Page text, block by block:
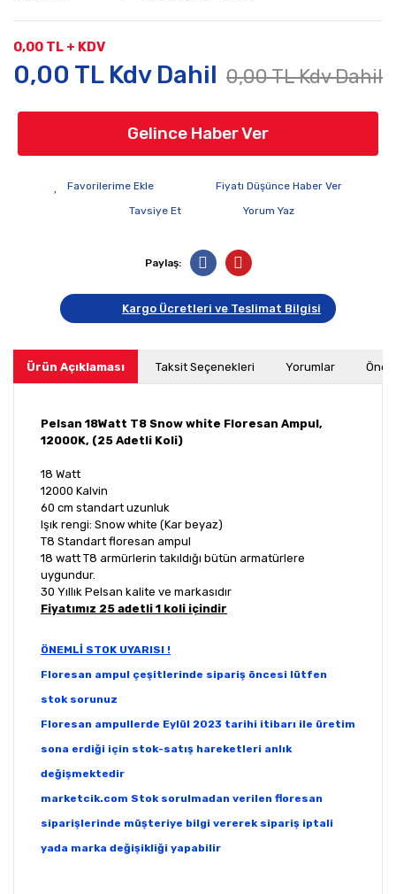
0,00 TL + KDV
0,00 TL Kdv Dahil 0,00 TL Kdv Dahil
Gelince Haber Ver
Fiyatı Düşünce Haber Ver
Tavsiye Et
Yorum Yaz
Paylaş:
Kargo Ücretleri ve Teslimat Bilgisi
Ürün Açıklaması Taksit Seçenekleri Yorumlar
Pelsan 18Watt T8 Snow white Floresan Ampul,
12000K, (25 Adetli Koli)
18 Watt
12000 Kalvin
60 cm standart uzunluk
Işık rengi: Snow white (Kar beyaz)
T8 Standart floresan ampul
18 watt T8 armürlerin takıldığı bütün armatürlere
uygundur.
30 Yıllık Pelsan kalite ve markasıdır
Fiyatımız 25 adetli 1 koli içindir
ÖNEMLİ STOK UYARISI !
Floresan ampul çeşitlerinde sipariş öncesi lütfen
stok sorunuz
Floresan ampullerde Eylül 2023 tarihi itibarı ile üretim
sona erdiği için stok-satış hareketleri anlık
değişmektedir
marketcik.com Stok sorulmadan verilen floresan
siparişlerinde müşteriye bilgi vererek sipariş iptali
yada marka değişikliği yapabilir